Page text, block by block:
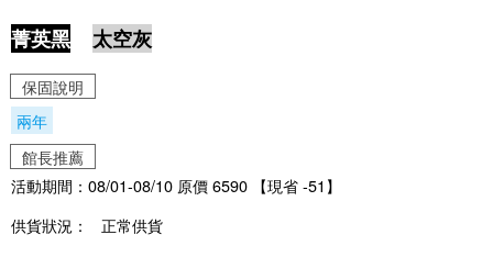
菁英黑
太空灰
保固說明
兩年
館長推薦
活動期間：08/01-08/10 原價 6590 【現省 -51】
供貨狀況：
正常供貨